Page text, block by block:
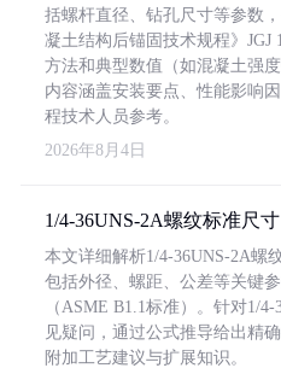
括螺杆直径、钻孔尺寸等参数
凝土结构后锚固技术规程》JGJ
方法和典型数值（如混凝土强度
内容涵盖安装要点、性能影响
程技术人员参考。
2026年8月4日
1/4-36UNS-2A螺纹标准尺寸
本文详细解析1/4-36UNS-2A螺
包括外径、螺距、公差等关键
（ASME B1.1标准）。针对1/
见疑问，通过公式推导给出精
附加工艺建议与扩展知识。